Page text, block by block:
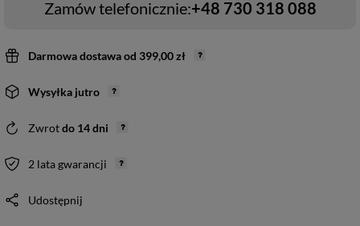
Zamów telefonicznie:+48 730 318 088
Darmowa dostawaod 399,00 zł
Wysyłka jutro
Zwrotdo 14dni
2 lata gwarancji
Udostępnij